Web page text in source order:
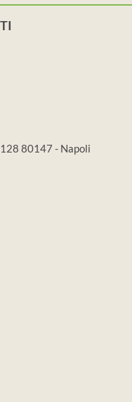
80147 - Napoli